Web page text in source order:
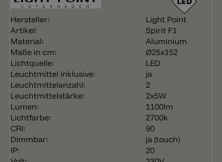
Hersteller:
Light Point
Artikel:
Spirit F1
Material:
Aluminium
Maße in cm:
Ø25x152
Lichtquelle:
LED
Leuchtmittel inklusive:
ja
Leuchtmittelanzahl:
2
Leuchtmittelstärke:
2x5W
Lumen:
1100lm
Lichtfarbe:
2700k
CRI:
90
Dimmbar:
ja (touch)
IP:
20